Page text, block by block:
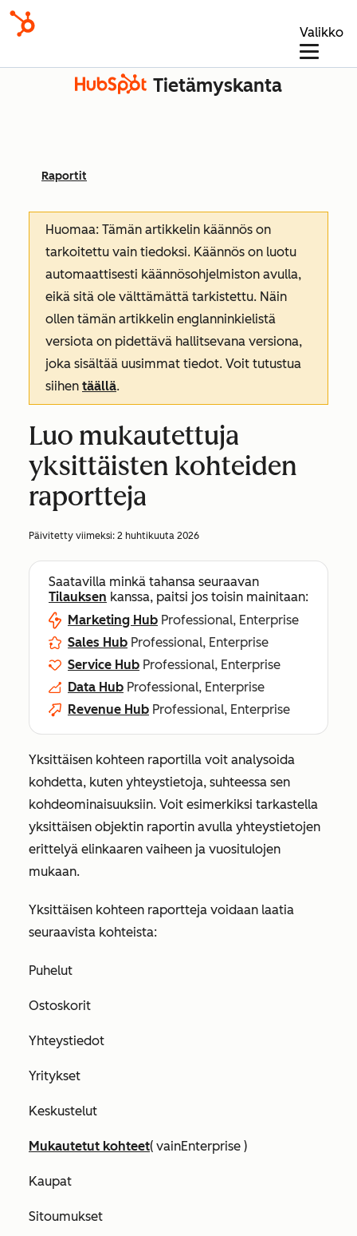
Valikko
Tietämyskanta
Raportit
Huomaa: Tämän artikkelin käännös on
tarkoitettu vain tiedoksi. Käännös on luotu
automaattisesti käännösohjelmiston avulla,
eikä sitä ole välttämättä tarkistettu. Näin
ollen tämän artikkelin englanninkielistä
versiota on pidettävä hallitsevana versiona,
joka sisältää uusimmat tiedot. Voit tutustua
siihen täällä.
Luo mukautettuja
yksittäisten kohteiden
raportteja
Päivitetty viimeksi: 2 huhtikuuta 2026
Saatavilla minkä tahansa seuraavan
Tilauksen kanssa, paitsi jos toisin mainitaan:
Marketing Hub Professional, Enterprise
Sales Hub Professional, Enterprise
Service Hub Professional, Enterprise
Data Hub Professional, Enterprise
Revenue Hub Professional, Enterprise
Yksittäisen kohteen raportilla voit analysoida
kohdetta, kuten yhteystietoja, suhteessa sen
kohdeominaisuuksiin. Voit esimerkiksi tarkastella
yksittäisen objektin raportin avulla yhteystietojen
erittelyä elinkaaren vaiheen ja vuositulojen
mukaan.
Yksittäisen kohteen raportteja voidaan laatia
seuraavista kohteista:
Puhelut
Ostoskorit
Yhteystiedot
Yritykset
Keskustelut
Mukautetut kohteet( vainEnterprise )
Kaupat
Sitoumukset